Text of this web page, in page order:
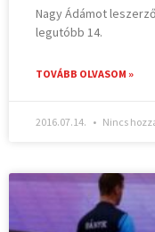
Nagy Ádámot
legutóbb 14.
TOVÁBB OLVASOM »
2016.07.14. Nincs